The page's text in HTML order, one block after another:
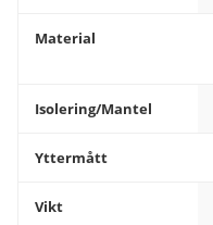
Material
Isolering/Mantel
Yttermått
Vikt